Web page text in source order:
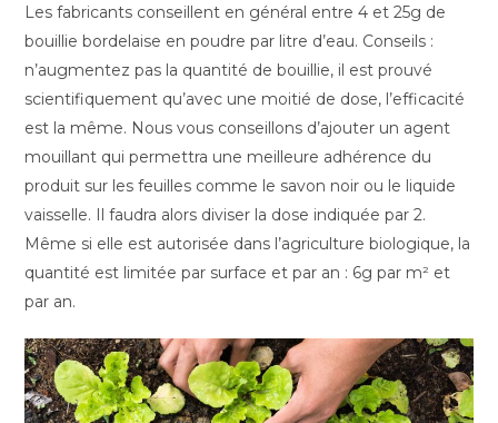
Les fabricants conseillent en général entre 4 et 25g de
bouillie bordelaise en poudre par litre d’eau. Conseils :
n’augmentez pas la quantité de bouillie, il est prouvé
scientifiquement qu’avec une moitié de dose, l’efficacité
est la même. Nous vous conseillons d’ajouter un agent
mouillant qui permettra une meilleure adhérence du
produit sur les feuilles comme le savon noir ou le liquide
vaisselle. Il faudra alors diviser la dose indiquée par 2.
Même si elle est autorisée dans l’agriculture biologique, la
quantité est limitée par surface et par an : 6g par m² et
par an.